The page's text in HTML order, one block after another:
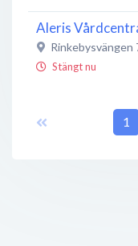
Aleris
Rinkebysvängen
Stängt nu
Rinkebysvängen
1